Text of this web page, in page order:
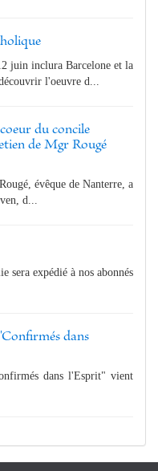
juin inclura Barcelone et la
l'oeuvre d...
du concile
de Mgr Rougé
évêque de Nanterre, a
d...
sera expédié à nos abonnés
dans
dans l'Esprit" vient